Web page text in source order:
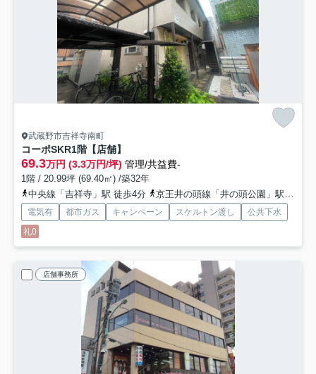
武蔵野市吉祥寺南町
コーポSKR1階【店舗】
69.3万円 (3.3万円/坪) 管理/共益費-
1階 / 20.99坪 (69.40㎡) /築32年
中央線「吉祥寺」駅 徒歩4分
京王井の頭線「井の頭公園」駅 徒歩9分
電気有 都市ガス キャンペーン スケルトン渡し
公共下水
礼0
店舗事務所